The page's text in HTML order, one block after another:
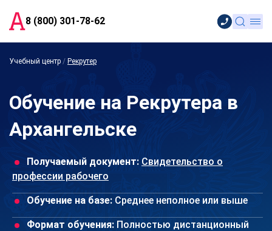
8 (800) 301-78-62
Учебный центр / Рекрутер
Обучение на Рекрутера в
Архангельске
Получаемый документ: Свидетельство о
профессии рабочего
Обучение на базе: Среднее неполное или выше
Формат обучения: Полностью дистанционный